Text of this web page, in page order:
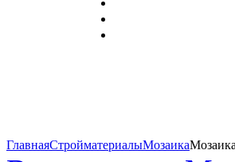
ГлавнаяСтройматериалыМозаика